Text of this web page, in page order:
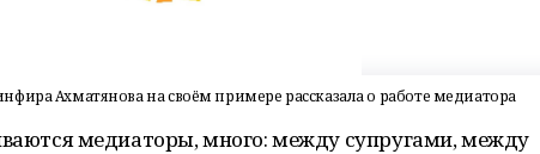
Ахматянова на своём примере рассказала о работе медиатора
медиаторы, много: между супругами, между